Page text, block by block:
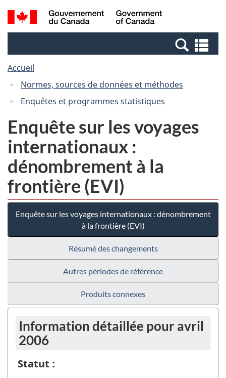
Passer
au
Passer
à
Canada
Recherche
et
et
Accueil
Normes, sources de données et méthodes
Enquêtes et programmes statistiques
Enquête sur les voyages
internationaux :
dénombrement à la
frontière (EVI)
Enquête sur les voyages internationaux : dénombrement
à la frontière (EVI)
Résumé des changements
Autres périodes de référence
Produits connexes
Information détaillée pour avril
2006
Statut :